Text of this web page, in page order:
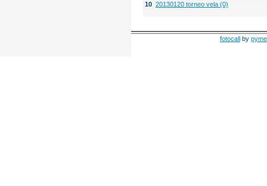
10 20130120 torneo vela (0)
fotocall by